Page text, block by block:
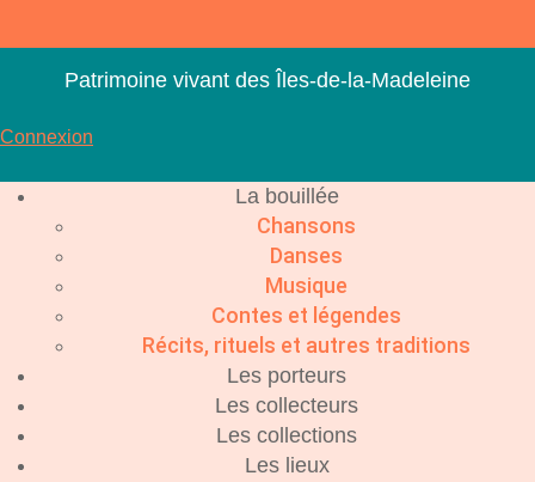
contenu
Patrimoine vivant des Îles-de-la-Madeleine
Connexion
La bouillée
Chansons
Danses
Musique
Contes et légendes
Récits, rituels et autres traditions
Les porteurs
Les collecteurs
Les collections
Les lieux